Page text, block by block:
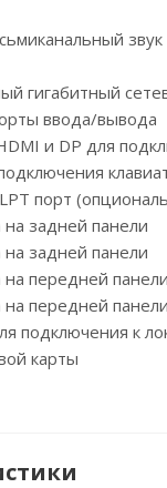
гигабитный
ввода/вывода
и DP для
порт
на задней панели
на задней панели
на передней панели
на передней панели
подключения к
карты